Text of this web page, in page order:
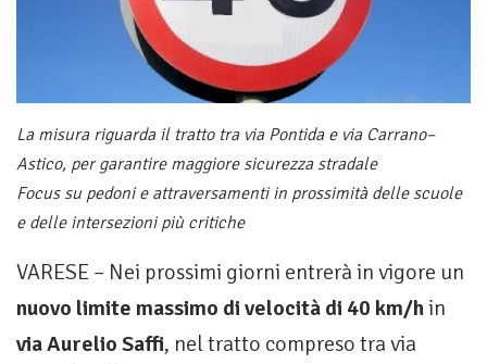
La misura riguarda il tratto tra via Pontida e via Carrano–
Astico, per garantire maggiore sicurezza stradale
Focus su pedoni e attraversamenti in prossimità delle scuole
e delle intersezioni più critiche
VARESE – Nei prossimi giorni entrerà in vigore un
nuovo limite massimo di velocità di 40 km/hin
via Aurelio Saffi, nel tratto compreso tra via